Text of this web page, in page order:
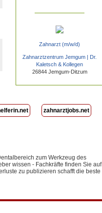
Zahnarzt (m/w/d)
Zahnarztzentrum Jemgum | Dr.
Kaletsch & Kollegen
26844 Jemgum-Ditzum
zahnarztjobs.net
zum Werkzeug des
wissen - Fachkräfte finden Sie auf
zu publizieren schafft die beste